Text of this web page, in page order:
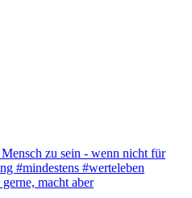
macht aber